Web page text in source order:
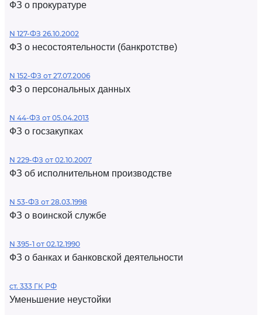
ФЗ о прокуратуре
N 127-ФЗ 26.10.2002
ФЗ о несостоятельности (банкротстве)
N 152-ФЗ от 27.07.2006
ФЗ о персональных данных
N 44-ФЗ от 05.04.2013
ФЗ о госзакупках
N 229-ФЗ от 02.10.2007
ФЗ об исполнительном производстве
N 53-ФЗ от 28.03.1998
ФЗ о воинской службе
N 395-1 от 02.12.1990
ФЗ о банках и банковской деятельности
ст. 333 ГК РФ
Уменьшение неустойки